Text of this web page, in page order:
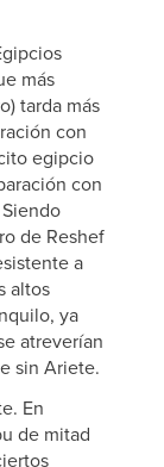
más
tarda más
con
egipcio
con
de Reshef
a
altos
ya
atreverían
sin Ariete.
En
de mitad